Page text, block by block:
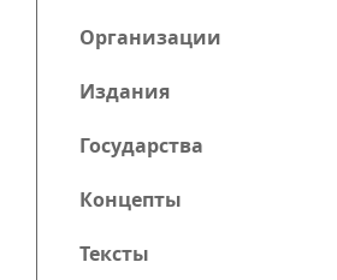
Организации
Издания
Государства
Концепты
Тексты